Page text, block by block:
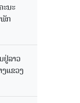
ະນະ
ກ
ຢູ່ລາວ
ແຂວງ